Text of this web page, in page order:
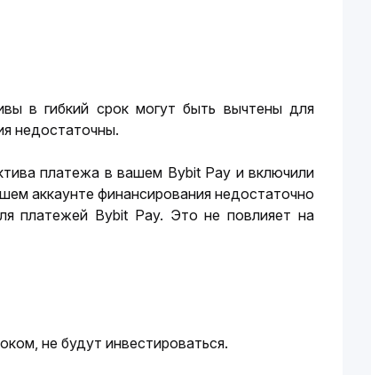
в гибкий срок могут быть вычтены для
недостаточны.
платежа в вашем Bybit Pay и включили
аккаунте финансирования недостаточно
платежей Bybit Pay. Это не повлияет на
не будут инвестироваться.